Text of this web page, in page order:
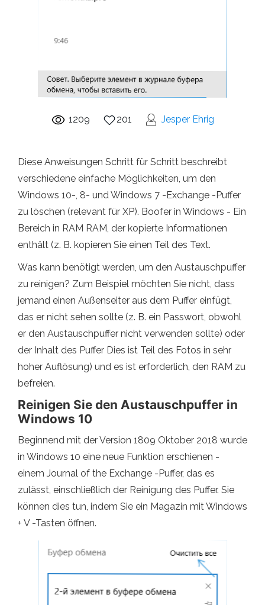
1209 201 Jesper Ehrig
Diese Anweisungen Schritt für Schritt beschreibt
verschiedene einfache Möglichkeiten, um den
Windows 10-, 8- und Windows 7 -Exchange -Puffer
zu löschen (relevant für XP). Boofer in Windows - Ein
Bereich in RAM RAM, der kopierte Informationen
enthält (z. B. kopieren Sie einen Teil des Text.
Was kann benötigt werden, um den Austauschpuffer
zu reinigen? Zum Beispiel möchten Sie nicht, dass
jemand einen Außenseiter aus dem Puffer einfügt,
das er nicht sehen sollte (z. B. ein Passwort, obwohl
er den Austauschpuffer nicht verwenden sollte) oder
der Inhalt des Puffer Dies ist Teil des Fotos in sehr
hoher Auflösung) und es ist erforderlich, den RAM zu
befreien.
Reinigen Sie den Austauschpuffer in
Windows 10
Beginnend mit der Version 1809 Oktober 2018 wurde
in Windows 10 eine neue Funktion erschienen -
einem Journal of the Exchange -Puffer, das es
zulässt, einschließlich der Reinigung des Puffer. Sie
können dies tun, indem Sie ein Magazin mit Windows
+ V -Tasten öffnen.